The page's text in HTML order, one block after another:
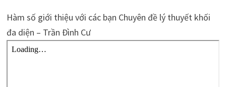
Hàm số giới thiệu với các bạn Chuyên đề lý thuyết khối
đa diện – Trần Đình Cư